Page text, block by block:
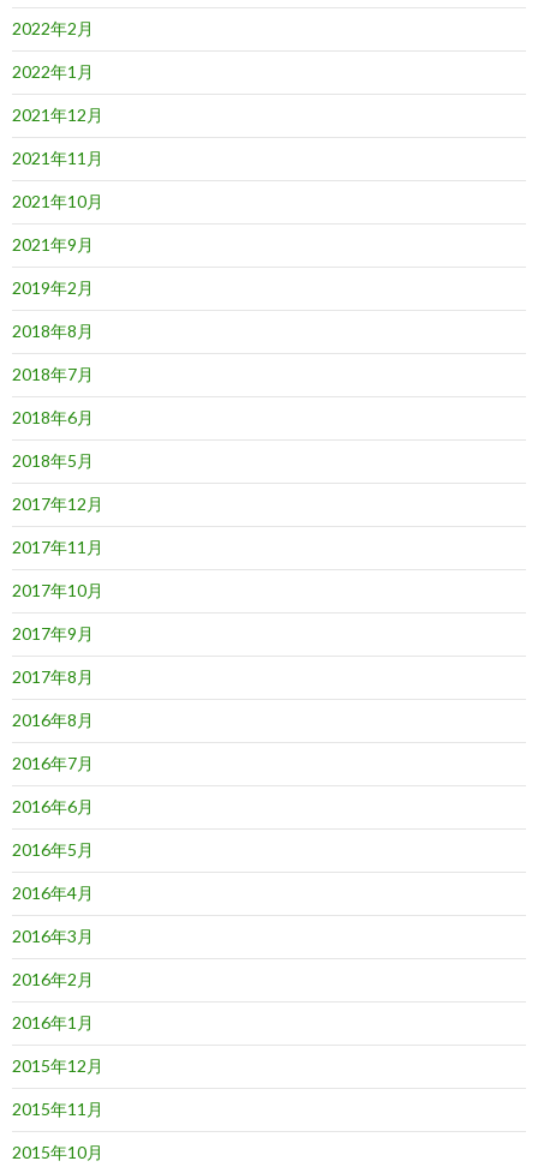
2022年2月
2022年1月
2021年12月
2021年11月
2021年10月
2021年9月
2019年2月
2018年8月
2018年7月
2018年6月
2018年5月
2017年12月
2017年11月
2017年10月
2017年9月
2017年8月
2016年8月
2016年7月
2016年6月
2016年5月
2016年4月
2016年3月
2016年2月
2016年1月
2015年12月
2015年11月
2015年10月